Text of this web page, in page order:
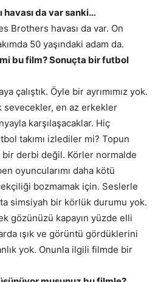
havası da var sanki…
Brothers havası da var. On
50 yaşındaki adam da.
bu film? Sonuçta bir futbol
çalıştık. Öyle bir ayrımımız yok.
sevecekler, en az erkekler
karşılaşacaklar. Hiç
takımı izlediler mi? Topun
derbi değil. Körler normalde
oyuncularımı daha kötü
bozmamak için. Seslerle
simsiyah bir körlük durumu yok.
gözünüzü kapayın yüzde elli
ışık ve görüntü gördüklerini
yok. Onunla ilgili filmde bir